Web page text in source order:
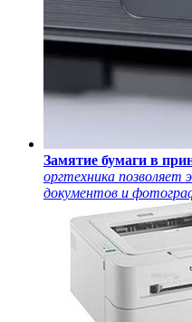
Замятие бумаги в
оргтехника позволяет
документов и